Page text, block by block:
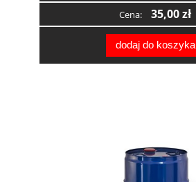
Cena: 35,00 zł
dodaj do koszyka